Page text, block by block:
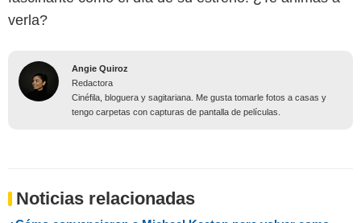
verla?
Angie Quiroz
Redactora
Cinéfila, bloguera y sagitariana. Me gusta tomarle fotos a casas y
tengo carpetas con capturas de pantalla de películas.
Noticias relacionadas